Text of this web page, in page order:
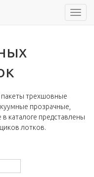
пакеты трехшовные
прозрачные,
каталоге представлены
лотков.